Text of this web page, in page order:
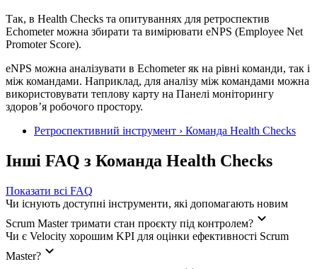
Так, в Health Checks та опитуваннях для ретроспектив
Echometer можна збирати та вимірювати eNPS (Employee Net
Promoter Score).
eNPS можна аналізувати в Echometer як на рівні команди, так і
між командами. Наприклад, для аналізу між командами можна
використовувати теплову карту на Панелі моніторингу
здоров’я робочого простору.
Ретроспективний інструмент › Команда Health Checks
Інші FAQ з Команда Health Checks
Показати всі FAQ
Чи існують доступні інструменти, які допомагають новим
Scrum Master тримати стан проєкту під контролем?
Чи є Velocity хорошим KPI для оцінки ефективності Scrum
Master?